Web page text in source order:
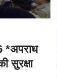
*अपराध
सुरक्षा